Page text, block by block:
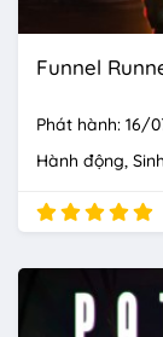
Funnel
Phát hành: 16/
Hành động